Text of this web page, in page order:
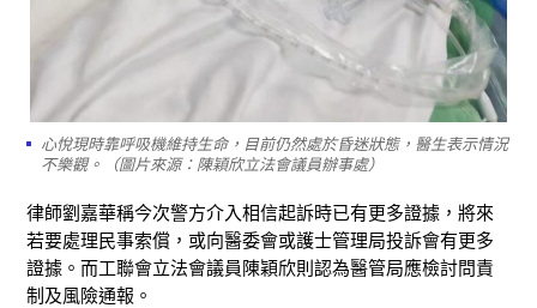
心悅現時靠呼吸機維持生命，目前仍然處於昏迷狀態，醫生表示情況
不樂觀。（圖片來源：陳穎欣立法會議員辦事處）
律師劉嘉華稱今次警方介入相信起訴時已有更多證據，將來
若要處理民事索償，或向醫委會或護士管理局投訴會有更多
證據。而工聯會立法會議員陳穎欣則認為醫管局應檢討問責
制及風險通報。